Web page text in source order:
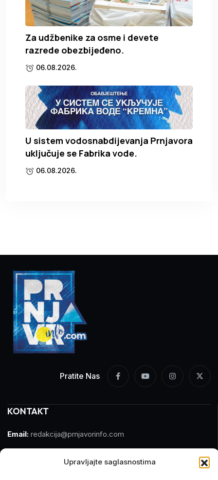
Upravljajte saglasnostima
Za udžbenike za osme i devete
razrede obezbijeđeno.
06.08.2026.
U sistem vodosnabdijevanja Prnjavora
uključuje se Fabrika vode.
06.08.2026.
Pratite Nas
KONTAKT
Email: redakcija@prnjavorinfo.com
Telefon:(+387)065 609 937